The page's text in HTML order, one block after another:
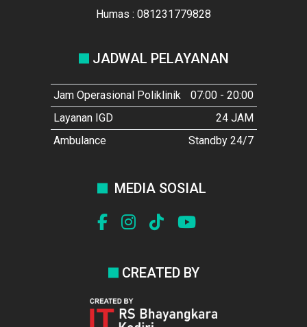
Humas : 081231779828
JADWAL PELAYANAN
Jam Operasional Poliklinik
07:00 - 20:00
Layanan IGD
24 JAM
Ambulance
Standby 24/7
MEDIA SOSIAL
CREATED BY